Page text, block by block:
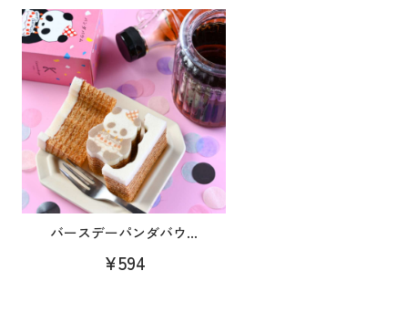
バースデーパンダバウ...
¥594